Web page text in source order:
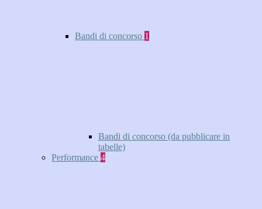
Bandi di concorso 1
Bandi di concorso (da pubblicare in
tabelle)
Performance 4